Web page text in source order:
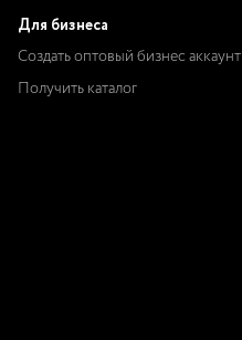
Для бизнеса
Создать оптовый бизнес аккаунт
Получить каталог